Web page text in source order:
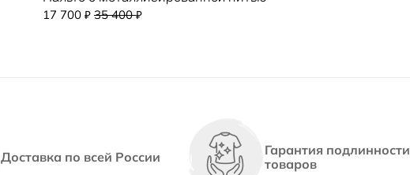
17 700 ₽ 35 400₽
Доставка по всей России
Гарантия подлинности
товаров